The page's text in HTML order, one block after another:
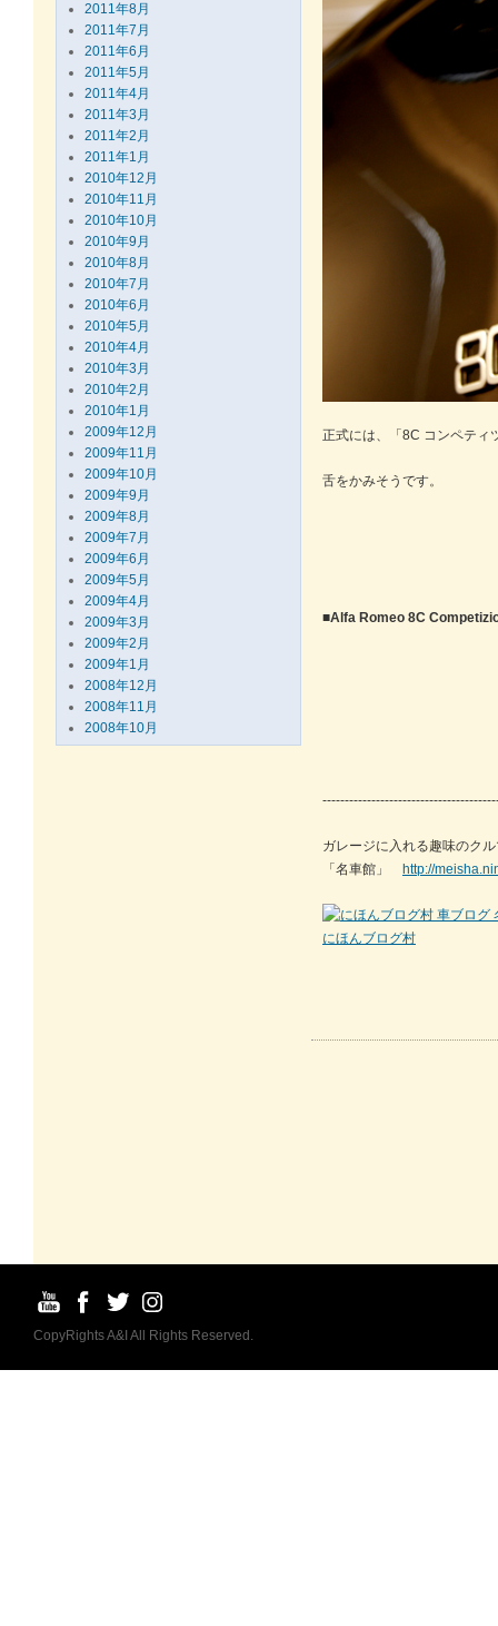
2011年8月
2011年7月
2011年6月
2011年5月
2011年4月
2011年3月
2011年2月
2011年1月
2010年12月
2010年11月
2010年10月
2010年9月
2010年8月
2010年7月
2010年6月
2010年5月
2010年4月
2010年3月
2010年2月
2010年1月
2009年12月
2009年11月
2009年10月
2009年9月
2009年8月
2009年7月
2009年6月
2009年5月
2009年4月
2009年3月
2009年2月
2009年1月
2008年12月
2008年11月
2008年10月
正式には、「8C コンペティ
舌をかみそうです。
■Alfa Romeo 8C
ガレージに入れる趣味のク
「名車館」 http://
にほんブログ村
CopyRights A&I All Rights Reserved.